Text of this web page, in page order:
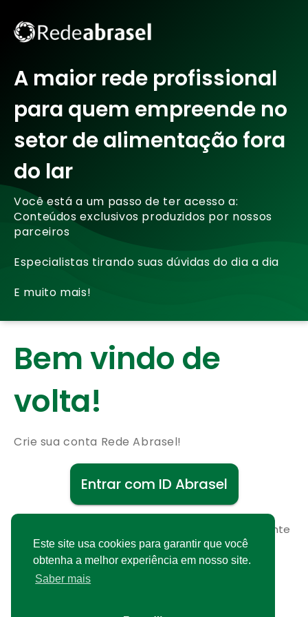
Este site usa cookies para garantir que você
obtenha a melhor experiência em nosso site.
Saber mais
A maior rede profissional
para quem empreende no
setor de alimentação fora
do lar
Você está a um passo de ter acesso a:
Conteúdos exclusivos produzidos por nossos
parceiros
Especialistas tirando suas dúvidas do dia a dia
E muito mais!
Bem vindo de
volta!
Crie sua conta Rede Abrasel!
Entrar com ID Abrasel
Cadastre-se gratuitamente